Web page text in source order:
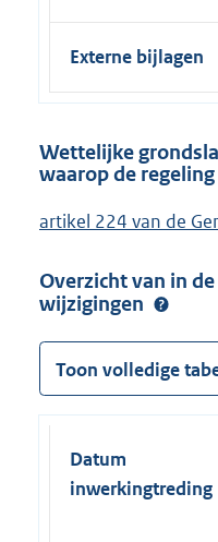
Externe bijlagen
Wettelijke
waarop de
artikel 224 van de
Overzicht van in
wijzigingen
Toon volledige
Datum
inwerkingtreding